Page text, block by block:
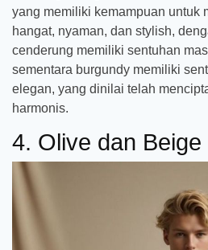
yang memiliki kemampuan untuk
hangat, nyaman, dan stylish,
cenderung memiliki sentuhan
sementara burgundy memiliki
elegan, yang dinilai telah
harmonis.
4. Olive dan Beige